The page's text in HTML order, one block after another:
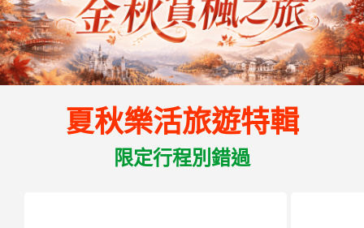
夏秋樂活旅遊特輯
限定行程別錯過